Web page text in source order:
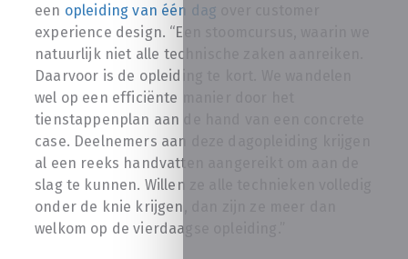
een opleiding van één dag
experience design. “Een stoomcursus, waarin we
natuurlijk niet alle technische zaken aanreiken.
Daarvoor is de opleiding te kort. We wandelen
wel op een efficiënte manier door het
tienstappenplan aan de hand van een concrete
case. Deelnemers aan deze dagopleiding krijgen
al een reeks handvatten aangereikt om aan de
slag te kunnen. Willen ze alle technieken volledig
onder de knie krijgen, dan zijn ze meer dan
welkom op de vierdaagse opleiding.”